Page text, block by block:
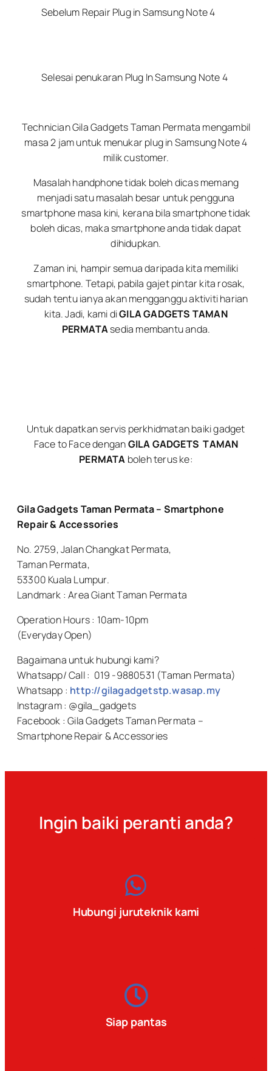
Sebelum Repair Plug in Samsung Note 4
Selesai penukaran Plug In Samsung Note 4
Technician Gila Gadgets Taman Permata mengambil
masa 2 jam untuk menukar plug in Samsung Note 4
milik customer.
Masalah handphone tidak boleh dicas memang
menjadi satu masalah besar untuk pengguna
smartphone masa kini, kerana bila smartphone tidak
boleh dicas, maka smartphone anda tidak dapat
dihidupkan.
Zaman ini, hampir semua daripada kita memiliki
smartphone. Tetapi, pabila gajet pintar kita rosak,
sudah tentu ianya akan mengganggu aktiviti harian
kita. Jadi, kami diGILA GADGETS TAMAN
PERMATAsedia membantu anda.
Untuk dapatkan servis perkhidmatan baiki gadget
Face to Face denganGILA GADGETS TAMAN
PERMATA boleh terus ke:
Gila Gadgets Taman Permata – Smartphone
Repair & Accessories
No. 2759, Jalan Changkat Permata,
Taman Permata,
53300 Kuala Lumpur.
Landmark : Area Giant Taman Permata
Operation Hours : 10am-10pm
(Everyday Open)
Bagaimana untuk hubungi kami?
Whatsapp/ Call : 019 -9880531 (Taman Permata)
Whatsapp : http://gilagadgetstp.wasap.my
Instagram : @gila_gadgets
Facebook : Gila Gadgets Taman Permata –
Smartphone Repair & Accessories
Ingin baiki peranti anda?
Hubungi juruteknik kami
Siap pantas